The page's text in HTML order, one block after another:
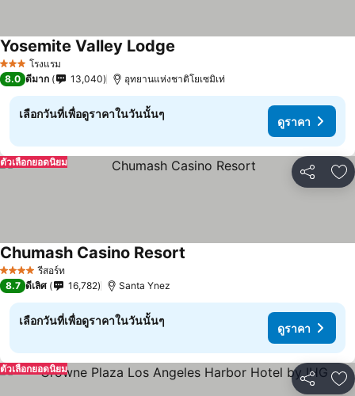
3 ดาว โรงแรม
Yosemite Valley Lodge
8.0 ดีมาก 13,040 อุทยานแห่งชาติโยเซมิเท่
เลือกวันที่เพื่อดูราคาในวันนั้นๆ
ดูราคา
แชร์ เ
ตัวเลือกยอดนิยม
4 ดาว รีสอร์ท
Chumash Casino Resort
8.7 ดีเลิศ 16,782 Santa Ynez
เลือกวันที่เพื่อดูราคาในวันนั้นๆ
ดูราคา
แชร์ เ
ตัวเลือกยอดนิยม